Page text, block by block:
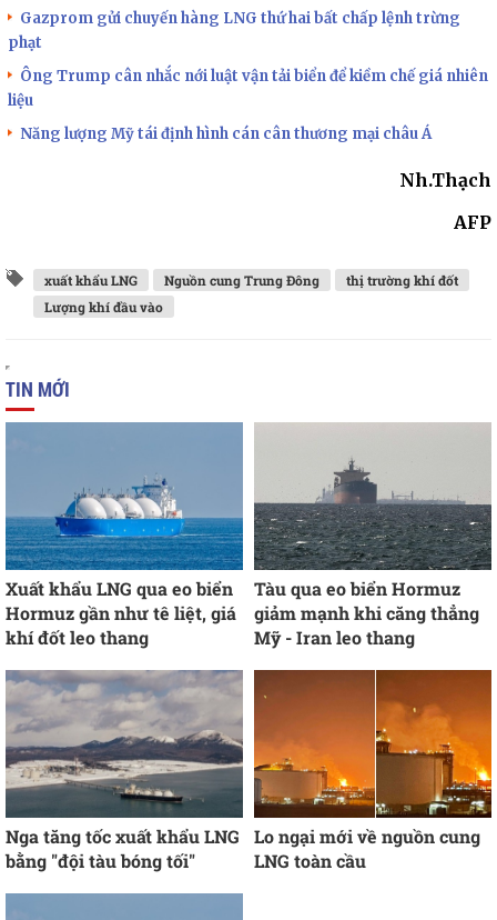
Gazprom gửi chuyến hàng LNG thứ hai bất chấp lệnh trừng
phạt
Ông Trump cân nhắc nới luật vận tải biển để kiềm chế giá nhiên
liệu
Năng lượng Mỹ tái định hình cán cân thương mại châu Á
Nh.Thạch
AFP
xuất khẩu LNG Nguồn cung Trung Đông
thị trường khí đốt
Lượng khí đầu vào
TIN MỚI
Xuất khẩu LNG qua eo biển
Hormuz gần như tê liệt, giá
khí đốt leo thang
Tàu qua eo biển Hormuz
giảm mạnh khi căng thẳng
Mỹ - Iran leo thang
Nga tăng tốc xuất khẩu LNG
bằng "đội tàu bóng tối"
Lo ngại mới về nguồn cung
LNG toàn cầu